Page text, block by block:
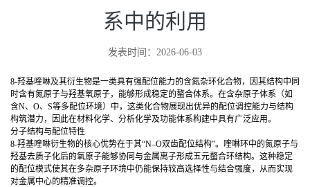
系中的利用
发表时间：2026-06-03
8-羟基喹啉及其衍生物是一类具有强配位能力的含氮杂环化合物，因其结构中同
时含有氮原子与羟基氧原子，能够形成稳定的螯合体系。在含杂原子体系（如
含N、O、S等多配位环境）中，这类化合物展现出优异的配位调控能力与结构
构筑潜力，因此在材料化学、分析化学及功能体系构建中具有广泛应用。
分子结构与配位特性
8-羟基喹啉衍生物的核心优势在于其“N–O双齿配位结构”。喹啉环中的氮原子与
羟基去质子化后的氧原子能够协同与金属离子形成五元螯合环结构。这种稳定
的配位模式使其在多杂原子环境中仍能保持较高选择性与结合强度，从而实现
对金属中心的精准调控。